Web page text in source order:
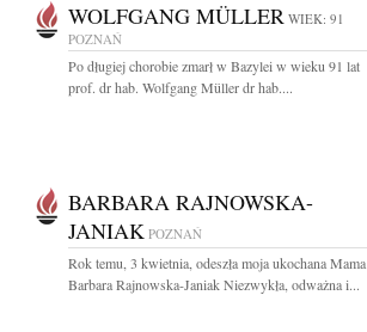
WOLFGANG MÜLLER WIEK: 91
POZNAŃ
Po długiej chorobie zmarł w Bazylei w wieku 91 lat
prof. dr hab. Wolfgang Müller dr hab....
BARBARA RAJNOWSKA-
JANIAK POZNAŃ
Rok temu, 3 kwietnia, odeszła moja ukochana Mama
Barbara Rajnowska-Janiak Niezwykła, odważna i...